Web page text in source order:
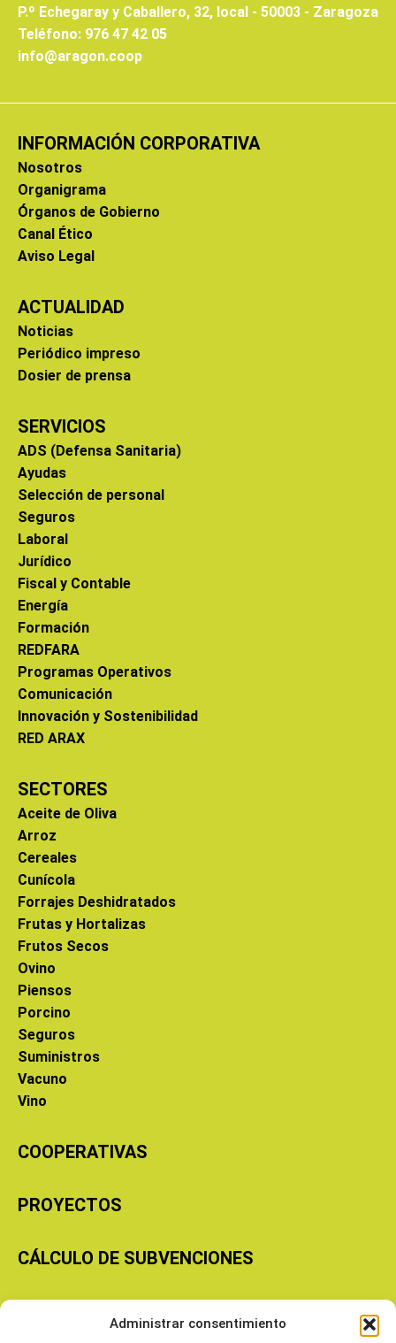
Administrar consentimiento
P.º Echegaray y Caballero, 32, local - 50003 - Zaragoza
Teléfono: 976 47 42 05
info@aragon.coop
INFORMACIÓN CORPORATIVA
Nosotros
Organigrama
Órganos de Gobierno
Canal Ético
Aviso Legal
ACTUALIDAD
Noticias
Periódico impreso
Dosier de prensa
SERVICIOS
ADS (Defensa Sanitaria)
Ayudas
Selección de personal
Seguros
Laboral
Jurídico
Fiscal y Contable
Energía
Formación
REDFARA
Programas Operativos
Comunicación
Innovación y Sostenibilidad
RED ARAX
SECTORES
Aceite de Oliva
Arroz
Cereales
Cunícola
Forrajes Deshidratados
Frutas y Hortalizas
Frutos Secos
Ovino
Piensos
Porcino
Seguros
Suministros
Vacuno
Vino
COOPERATIVAS
PROYECTOS
CÁLCULO DE SUBVENCIONES